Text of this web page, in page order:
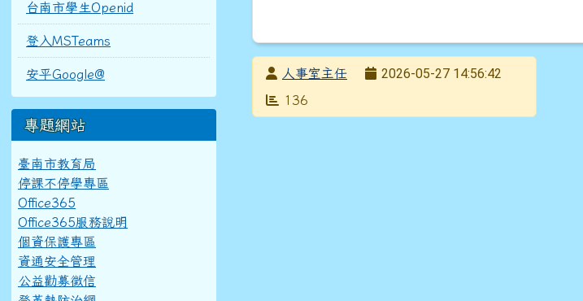
台南市學生Openid
登入MSTeams
安平Google@
專題網站
臺南市教育局
停課不停學專區
Office365
Office365服務說明
個資保護專區
資通安全管理
公益勸募徵信
發布者人事室主任
發布日期
2026-05-27 14:56:42
瀏覽次數
136